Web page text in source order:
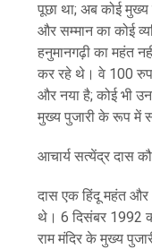
पूछा था; अब कोई मुख्य
और सम्मान का कोई
हनुमानगढ़ी का महंत
कर रहे थे। वे 100
और नया है; कोई भी
मुख्य पुजारी के रूप में
आचार्य सत्येंद्र दास
दास एक हिंदू महंत और
थे। 6 दिसंबर 1992
राम मंदिर के मुख्य